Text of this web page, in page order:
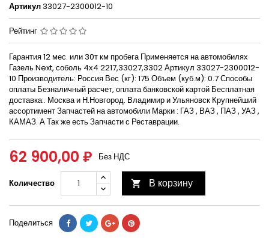
Артикул33027-2300012-10
Рейтинг
Гарантия 12 мес. или 30т км пробега Применяется на автомобилях
Газель Next, соболь 4х4 2217,33027,3302 Артикул 33027-2300012-
10 Производитель: Россия Вес (кг): 175 Объем (куб.м): 0.7 Способы
оплаты Безналичный расчет, оплата банковской картой Бесплатная
доставка:. Москва и Н.Новгород. Владимир и Ульяновск Крупнейший
ассортимент Запчастей на автомобили Марки : ГАЗ , ВАЗ , ПАЗ , УАЗ ,
КАМАЗ. А Так же есть Запчасти с Реставрации.
62 900,00 ₽ Без НДС
Количество  В корзину
Поделиться